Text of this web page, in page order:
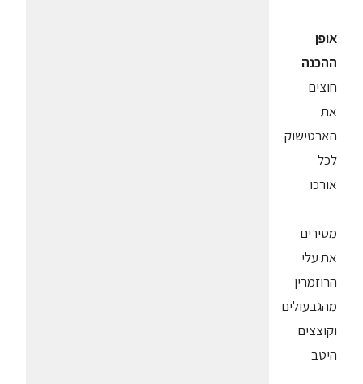
אופן
ההכנה
חוצים
את
הארטישוק
לכל
אורכו
מסירים
את עלי
הרוזמרין
מהגבעולים
וקוצצים
היטב